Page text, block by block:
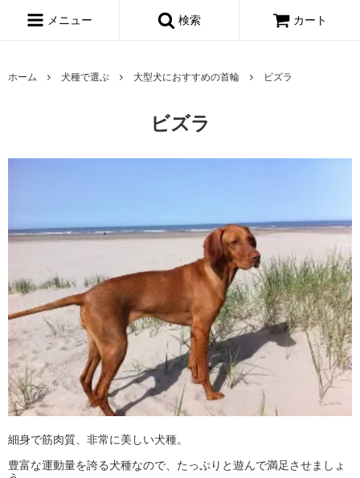
メニュー 検索 カート
ホーム 犬種で選ぶ 大型犬におすすめの首輪 ビズラ
ビズラ
細身で筋肉質、非常に美しい犬種。
豊富な運動量を誇る犬種なので、たっぷりと遊んで満足させましょ